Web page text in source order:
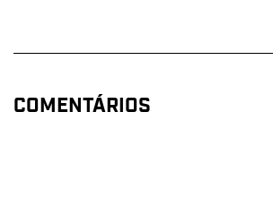
COMENTÁRIOS